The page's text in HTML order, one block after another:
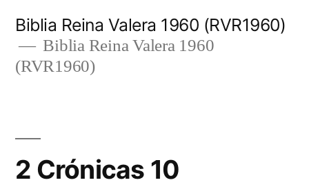
content
Biblia Reina Valera 1960 (RVR1960)
Biblia Reina Valera 1960
(RVR1960)
2 Crónicas 10